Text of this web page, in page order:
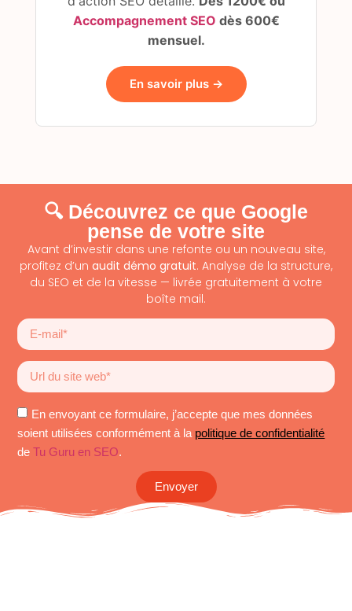
Accompagnement SEO dès 600€
mensuel.
En savoir plus →
🔍 Découvrez ce que Google
pense de votre site
Avant d’investir dans une refonte ou un nouveau site,
profitez d’un audit démo gratuit. Analyse de la structure,
du SEO et de la vitesse — livrée gratuitement à votre
boîte mail.
En envoyant ce formulaire, j’accepte que mes données
soient utilisées conformément à la politique de confidentialité
deTu Guru en SEO.
Envoyer